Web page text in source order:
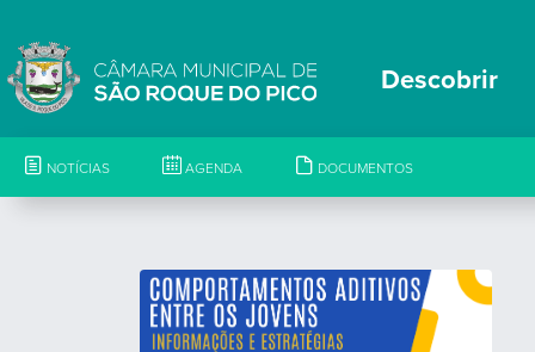
Descobrir
NOTÍCIAS AGENDA DOCUMENTOS